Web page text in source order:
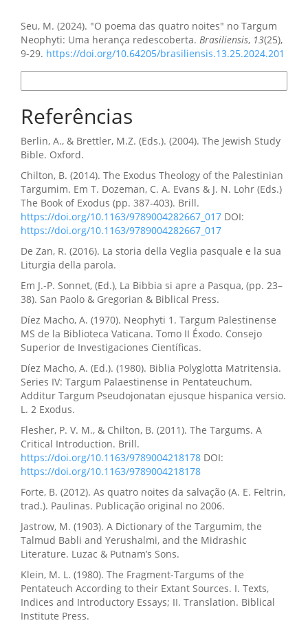
Seu, M. (2024). "O poema das quatro noites" no Targum
Neophyti: Uma herança redescoberta. Brasiliensis, 13(25),
9-29. https://doi.org/10.64205/brasiliensis.13.25.2024.201
Referências
Berlin, A., & Brettler, M.Z. (Eds.). (2004). The Jewish Study
Bible. Oxford.
Chilton, B. (2014). The Exodus Theology of the Palestinian
Targumim. Em T. Dozeman, C. A. Evans & J. N. Lohr (Eds.)
The Book of Exodus (pp. 387-403). Brill.
https://doi.org/10.1163/9789004282667_017 DOI:
https://doi.org/10.1163/9789004282667_017
De Zan, R. (2016). La storia della Veglia pasquale e la sua
Liturgia della parola.
Em J.-P. Sonnet, (Ed.), La Bibbia si apre a Pasqua, (pp. 23–
38). San Paolo & Gregorian & Biblical Press.
Díez Macho, A. (1970). Neophyti 1. Targum Palestinense
MS de la Biblioteca Vaticana. Tomo II Éxodo. Consejo
Superior de Investigaciones Científicas.
Díez Macho, A. (Ed.). (1980). Biblia Polyglotta Matritensia.
Series IV: Targum Palaestinense in Pentateuchum.
Additur Targum Pseudojonatan ejusque hispanica versio.
L. 2 Exodus.
Flesher, P. V. M., & Chilton, B. (2011). The Targums. A
Critical Introduction. Brill.
https://doi.org/10.1163/9789004218178 DOI:
https://doi.org/10.1163/9789004218178
Forte, B. (2012). As quatro noites da salvação (A. E. Feltrin,
trad.). Paulinas. Publicação original no 2006.
Jastrow, M. (1903). A Dictionary of the Targumim, the
Talmud Babli and Yerushalmi, and the Midrashic
Literature. Luzac & Putnam’s Sons.
Klein, M. L. (1980). The Fragment-Targums of the
Pentateuch According to their Extant Sources. I. Texts,
Indices and Introductory Essays; II. Translation. Biblical
Institute Press.